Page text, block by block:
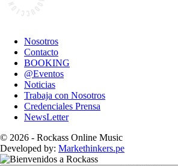
Nosotros
Contacto
BOOKING
@Eventos
Noticias
Trabaja con Nosotros
Credenciales Prensa
NewsLetter
© 2026 - Rockass Online Music
Developed by: Markethinkers.pe